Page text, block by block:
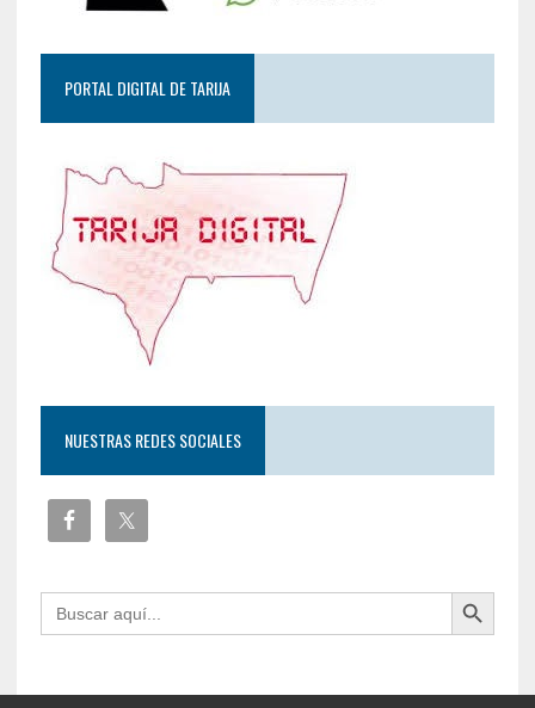
PORTAL DIGITAL DE TARIJA
NUESTRAS REDES SOCIALES
Buscar: Botón de búsqueda